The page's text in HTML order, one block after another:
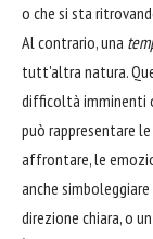
o che si sta
Al contrario, una
tutt'altra natura.
difficoltà imminenti
può rappresentare
affrontare, le
anche
direzione chiara, o